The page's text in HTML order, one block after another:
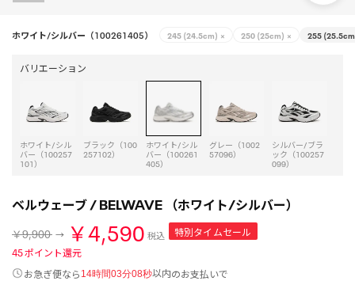
ホワイト/シルバー（100261405） 245 (24.5cm) × 250 (25cm) × 255
バリエーション
ホワイト/シル
バー（100257
101）
ブラック（100
257102）
ホワイト/シル
バー（100261
405）
グレー（1002
57096）
シルバー/ブラ
ック（100257
099）
ベルウェーブ / BELWAVE （ホワイト/シルバー）
￥9,900 ￥4,590 税込
特別タイムセール
45ポイント還元
お急ぎ便なら 14時間03分08秒以内のお支払いで